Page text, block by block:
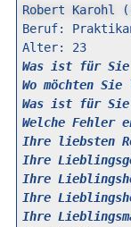
Robert Karohl
Beruf:
Alter: 23
Was ist für Sie
Wo möchten Sie
Was ist für Sie
Welche Fehler
Ihre liebsten
Ihre
Ihre
Ihre
Ihre